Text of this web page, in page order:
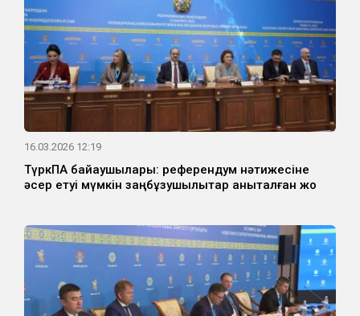
16.03.2026 12:19
ТүркПА байқаушылары: референдум нәтижесіне
әсер етуі мүмкін заңбұзушылықтар анықталған жоқ